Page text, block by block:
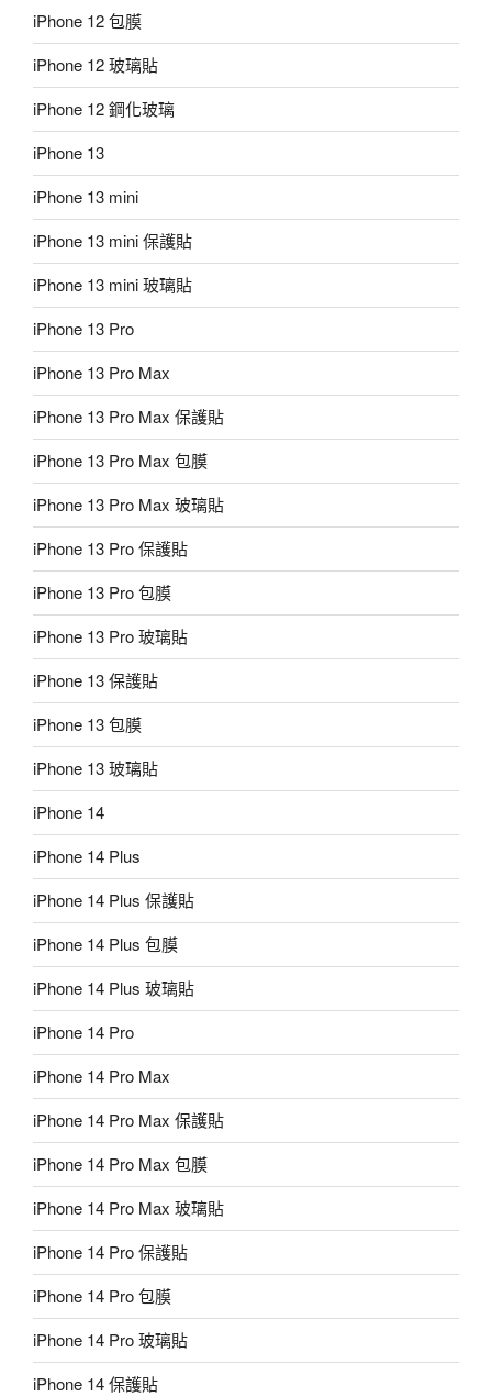
iPhone 12 包膜
iPhone 12 玻璃貼
iPhone 12 鋼化玻璃
iPhone 13
iPhone 13 mini
iPhone 13 mini 保護貼
iPhone 13 mini 玻璃貼
iPhone 13 Pro
iPhone 13 Pro Max
iPhone 13 Pro Max 保護貼
iPhone 13 Pro Max 包膜
iPhone 13 Pro Max 玻璃貼
iPhone 13 Pro 保護貼
iPhone 13 Pro 包膜
iPhone 13 Pro 玻璃貼
iPhone 13 保護貼
iPhone 13 包膜
iPhone 13 玻璃貼
iPhone 14
iPhone 14 Plus
iPhone 14 Plus 保護貼
iPhone 14 Plus 包膜
iPhone 14 Plus 玻璃貼
iPhone 14 Pro
iPhone 14 Pro Max
iPhone 14 Pro Max 保護貼
iPhone 14 Pro Max 包膜
iPhone 14 Pro Max 玻璃貼
iPhone 14 Pro 保護貼
iPhone 14 Pro 包膜
iPhone 14 Pro 玻璃貼
iPhone 14 保護貼